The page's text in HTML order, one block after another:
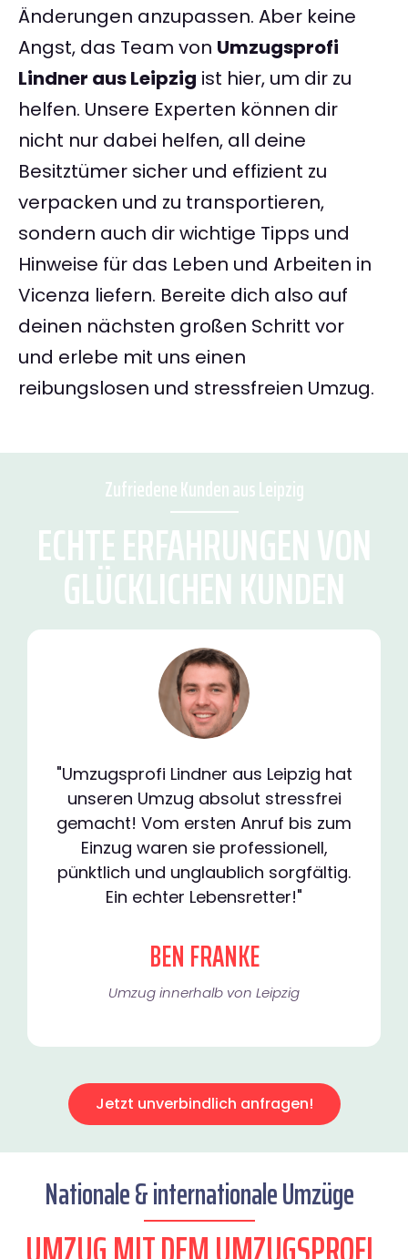
Änderungen anzupassen. Aber keine
Angst, das Team von Umzugsprofi
Lindner aus Leipzig ist hier, um dir zu
helfen. Unsere Experten können dir
nicht nur dabei helfen, all deine
Besitztümer sicher und effizient zu
verpacken und zu transportieren,
sondern auch dir wichtige Tipps und
Hinweise für das Leben und Arbeiten in
Vicenza liefern. Bereite dich also auf
deinen nächsten großen Schritt vor
und erlebe mit uns einen
reibungslosen und stressfreien Umzug.
Zufriedene Kunden aus Leipzig
ECHTE ERFAHRUNGEN VON
GLÜCKLICHEN KUNDEN
"Umzugsprofi Lindner aus Leipzig hat
unseren Umzug absolut stressfrei
gemacht! Vom ersten Anruf bis zum
Einzug waren sie professionell,
pünktlich und unglaublich sorgfältig.
Ein echter Lebensretter!"
BEN FRANKE
Umzug innerhalb von Leipzig​
Jetzt unverbindlich anfragen!
Nationale & internationale Umzüge